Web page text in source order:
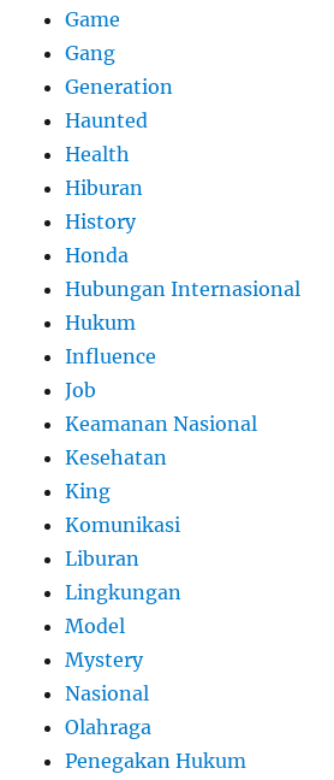
Game
Gang
Generation
Haunted
Health
Hiburan
History
Honda
Hubungan Internasional
Hukum
Influence
Job
Keamanan Nasional
Kesehatan
King
Komunikasi
Liburan
Lingkungan
Model
Mystery
Nasional
Olahraga
Penegakan Hukum